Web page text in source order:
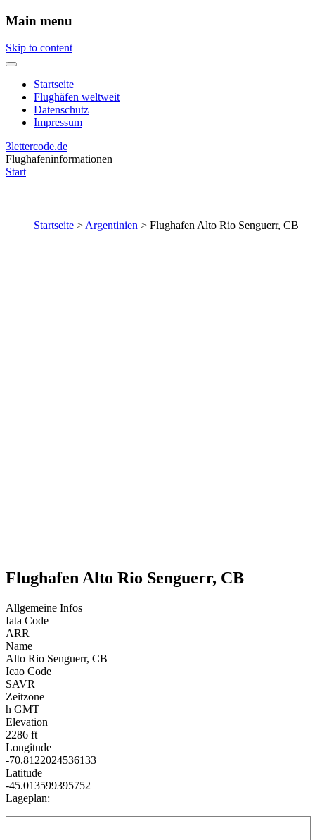
Main menu
Skip to content
Startseite
Flughäfen weltweit
Datenschutz
Impressum
3lettercode.de
Flughafeninformationen
Start
Startseite >Argentinien > Flughafen Alto Rio Senguerr, CB
Flughafen Alto Rio Senguerr, CB
Allgemeine Infos
Iata Code
ARR
Name
Alto Rio Senguerr, CB
Icao Code
SAVR
Zeitzone
h GMT
Elevation
2286 ft
Longitude
-70.8122024536133
Latitude
-45.013599395752
Lageplan: